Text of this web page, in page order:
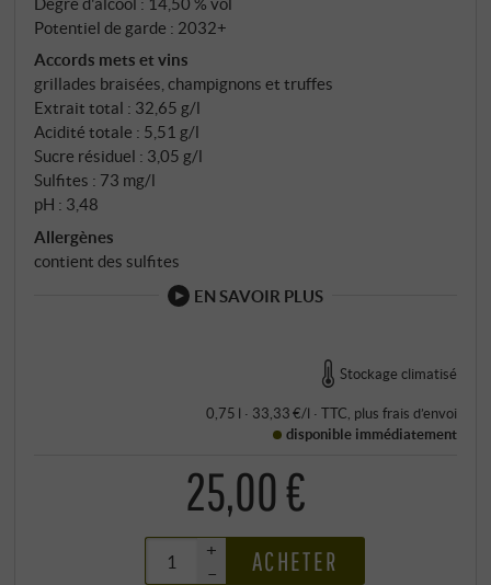
Potentiel de garde : 2032+
Accords mets et vins
grillades braisées, champignons et truffes
Extrait total : 32,65 g/l
Acidité totale : 5,51 g/l
Sucre résiduel : 3,05 g/l
Sulfites : 73 mg/l
pH : 3,48
Allergènes
contient des sulfites
EN SAVOIR PLUS
Stockage climatisé
0,75 l · 33,33 €/l · TTC, plus frais d’envoi
disponible immédiatement
25,00 €
+
–
ACHETER